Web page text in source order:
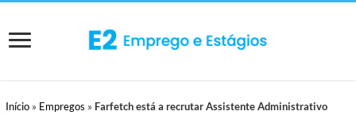
Início » Empregos » Farfetch está a recrutar Assistente Administrativo